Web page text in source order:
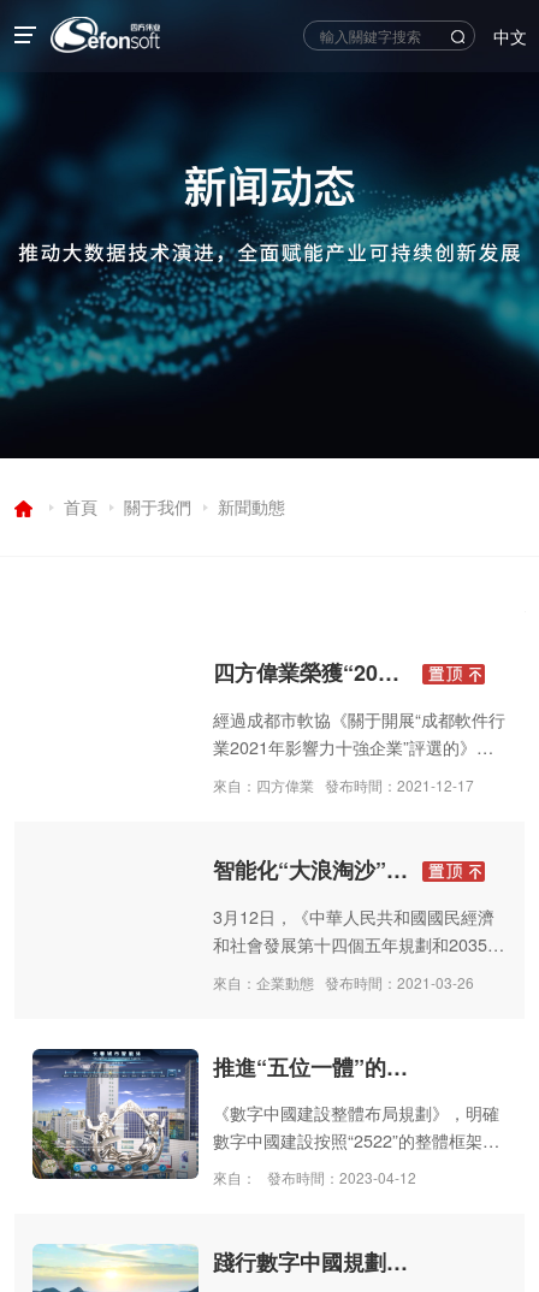
中文
首頁 關于我們 新聞動態
四方偉業榮獲“2021成都軟件行業影響力十佳單位”榮譽
經過成都市軟協《關于開展“成都軟件行
業2021年影響力十強企業”評選的》專
家多方面的評審流程。
來自：四方偉業 發布時間：2021-12-17
智能化“大浪淘沙” 四方偉業數據治理平臺讓數據成“金”
3月12日，《中華人民共和國國民經濟
和社會發展第十四個五年規劃和2035年
遠景目標綱要》正式發布。綱要中提
到，要加快建設數字經濟、數字社會、
設，探索建設數字孿生城市。2020年數
字經濟核心產業增加值占GDP比重為
7.8%，2025年預計增加到10%。 依托
大數據相關技術，發掘大數據價值以增
勢所趨。
來自：企業動態 發布時間：2021-03-26
推進“五位一體”的深度融合，四方偉業助力善政、精治、興業、惠民的智慧城市建設
《數字中國建設整體布局規劃》，明確
數字中國建設按照“2522”的整體框架進
行布局，推進數字技術與經濟、政治、
（IOC）集城市運營管理的決策、預
警、治理、指揮、展示中心于一體，依
來自： 發布時間：2023-04-12
踐行數字中國規劃 夯實新型智慧城市建設成果